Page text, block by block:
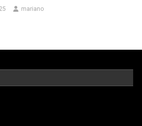
mariano